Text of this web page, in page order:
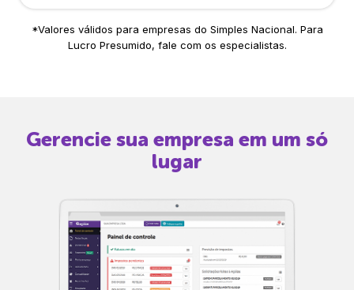
*Valores válidos para empresas do Simples Nacional. Para
Lucro Presumido, fale com os especialistas.
Gerencie sua empresa em um só
lugar